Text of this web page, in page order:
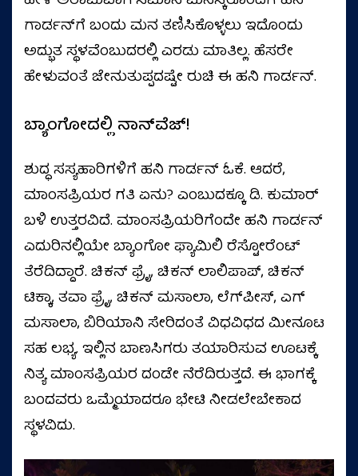
ಗಾರ್ಡನ್‌ಗೆ ಬಂದು ಮನ ತಣಿಸಿಕೊಳ್ಳಲು ಇದೊಂದು
ಅದ್ಭುತ ಸ್ಥಳವೆಂಬುದರಲ್ಲಿ ಎರಡು ಮಾತಿಲ್ಲ. ಹೆಸರೇ
ಹೇಳುವಂತೆ ಜೇನುತುಪ್ಪದಷ್ಟೇ ರುಚಿ ಈ ಹನಿ ಗಾರ್ಡನ್.
ಬ್ಯಾಂಗೋದಲ್ಲಿ ನಾನ್‌ವೆಜ್!
ಶುದ್ಧ ಸಸ್ಯಹಾರಿಗಳಿಗೆ ಹನಿ ಗಾರ್ಡನ್ ಓಕೆ. ಆದರೆ,
ಮಾಂಸಪ್ರಿಯರ ಗತಿ ಏನು? ಎಂಬುದಕ್ಕೂ ಡಿ. ಕುಮಾರ್
ಬಳಿ ಉತ್ತರವಿದೆ. ಮಾಂಸಪ್ರಿಯರಿಗೆಂದೇ ಹನಿ ಗಾರ್ಡನ್
ಎದುರಿನಲ್ಲಿಯೇ ಬ್ಯಾಂಗೋ ಫ್ಯಾಮಿಲಿ ರೆಸ್ಟೋರೆಂಟ್
ತೆರೆದಿದ್ದಾರೆ. ಚಿಕನ್‌ ಫ್ರೈ, ಚಿಕನ್ ಲಾಲಿಪಾಪ್, ಚಿಕನ್
ಟಿಕ್ಕಾ, ತವಾ ಫ್ರೈ, ಚಿಕನ್ ಮಸಾಲಾ, ಲೆಗ್‌ಪೀಸ್, ಎಗ್
ಮಸಾಲಾ, ಬಿರಿಯಾನಿ ಸೇರಿದಂತೆ ವಿಧವಿಧದ ಮೀನೂಟ
ಸಹ ಲಭ್ಯ. ಇಲ್ಲಿನ ಬಾಣಸಿಗರು ತಯಾರಿಸುವ ಊಟಕ್ಕೆ
ನಿತ್ಯ ಮಾಂಸಪ್ರಿಯರ ದಂಡೇ ನೆರೆದಿರುತ್ತದೆ. ಈ ಭಾಗಕ್ಕೆ
ಬಂದವರು ಒಮ್ಮೆಯಾದರೂ ಭೇಟಿ ನೀಡಲೇಬೇಕಾದ
ಸ್ಥಳವಿದು.